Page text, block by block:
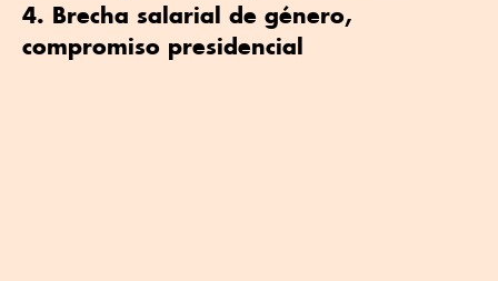
4. Brecha salarial de género,
compromiso presidencial